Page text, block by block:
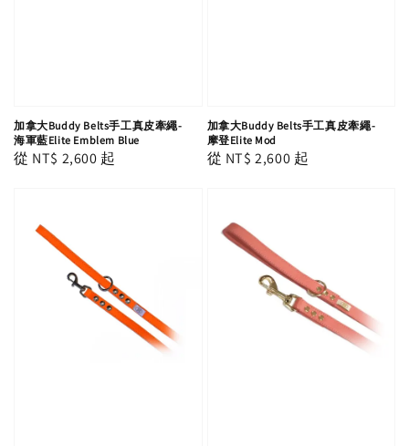
加拿大Buddy Belts手工真皮牽繩-
海軍藍Elite Emblem Blue
Regular
從 NT$ 2,600 起
加拿大Buddy Belts手工真皮牽繩-
摩登Elite Mod
Regular
從 NT$ 2,600 起